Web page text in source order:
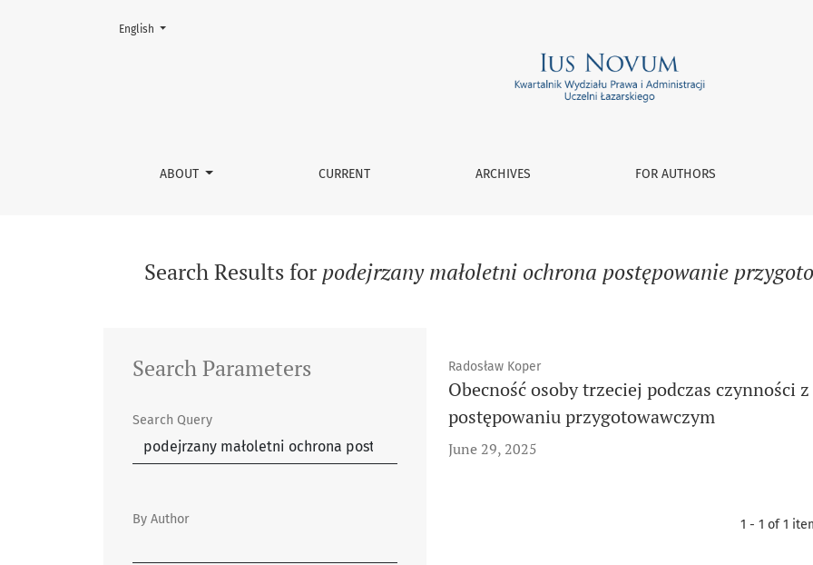
Search
ABOUT CURRENT ARCHIVES FOR AUTHORS
Change the language. The current language is:
English
Search Results for podejrzany małoletni ochrona postępowanie
Radosław Koper
Obecność osoby trzeciej podczas czynności
postępowaniu przygotowawczym
June 29, 2025
1 - 1 of 1
Search Parameters
Search Query
By Author